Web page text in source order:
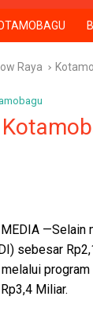
Raya
MEDIA —Selain
sebesar
Miliar.